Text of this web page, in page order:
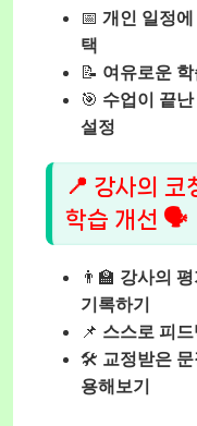
📅 개인 일정에
택
📝 여유로운
🎯 수업이 끝
설정
📍 강사의 코
학습 개선 🗣️
👨‍🏫 강사의 평
기록하기
📌 스스로 피드
🛠️ 교정받은
용해보기